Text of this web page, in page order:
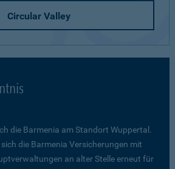
Circular Valley
die Barmenia am Standort Wuppertal.
die Barmenia Versicherungen mit
an alter Stelle erneut für